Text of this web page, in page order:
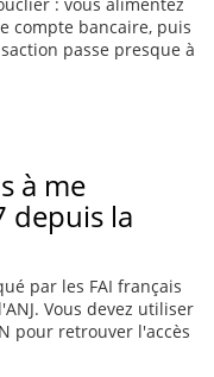
compte bancaire, puis
passe presque à
à me
depuis la
par les FAI français
Vous devez utiliser
pour retrouver l'accès